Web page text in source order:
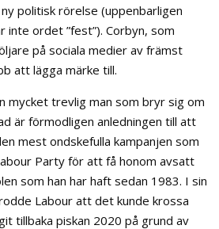
politisk rörelse (uppenbarligen
inte ordet ”fest”). Corbyn, som
på sociala medier av främst
att lägga märke till.
mycket trevlig man som bryr sig om
är förmodligen anledningen till att
mest ondskefulla kampanjen som
Party för att få honom avsatt
som han har haft sedan 1983. I sin
Labour att det kunde krossa
tillbaka piskan 2020 på grund av